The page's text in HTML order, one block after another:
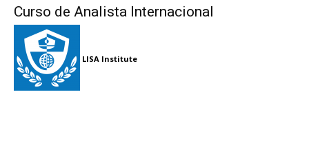
Curso de Analista Internacional
LISA Institute